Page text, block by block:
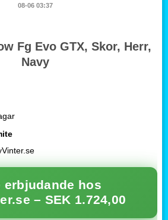
08-06 03:37
Fg Evo GTX, Skor, Herr,
Navy
erbjudande hos
– SEK 1.724,00